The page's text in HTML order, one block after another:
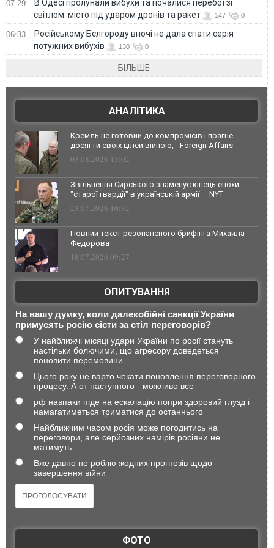
07:29
В Одесі пролунали вибухи та почалися перебої зі
світлом: місто під ударом дронів та ракет
147 0
06:33
Російському Бєлгороду вночі не дала спати серія
потужних вибухів
130 0
БІЛЬШЕ
АНАЛІТИКА
Кремль не готовий до компромісів і прагне
досягти своїх цілей війною, - Foreign Affairs
03.08.2026 13:02
Звільнення Сирського знаменує кінець епохи
"старої гвардії" в українській армії — NYT
23.07.2026 10:32
Повний текст резонансного брифінга Михайла
Федорова
18.07.2026 09:27
ОПИТУВАННЯ
На вашу думку, коли далекобійні санкції України
примусять росію сісти за стіл переговорів?
У найближчі місяці удари України по росії стануть
настільки болючими, що агресору доведеться
поновити перемовини
Цього року не варто чекати поновлення переговорного
процесу. А от наступного - можливо все
рф навпаки піде на ескалацію попри здоровий глузд і
намагатиметься триматися до останнього
Найближчим часом росія може погодитись на
переговори, але серйозних намірів росіяни не
матимуть
Вже давно не роблю жодних прогнозів щодо
завершення війни
ФОТО